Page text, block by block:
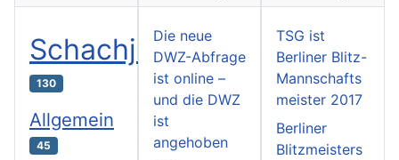
Schachjugend
130
Allgemein
45
Die neue
DWZ-Abfrage
ist online –
und die DWZ
ist
angehoben
TSG ist
Berliner Blitz-
Mannschafts
meister 2017
Berliner
Blitzmeisters